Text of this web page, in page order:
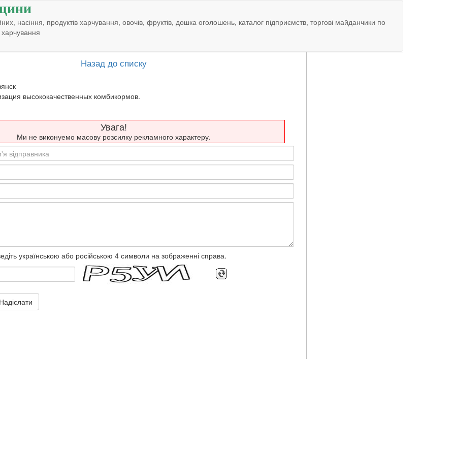
насіння, продуктів харчування, овочів, фруктів, дошка оголошень, каталог підприємств, торгові майданчики по
Назад до списку
высококачественных комбикормов.
Увага!
Ми не виконуемо масову розсилку рекламного характеру.
українською або російською 4 символи на зображенні справа.